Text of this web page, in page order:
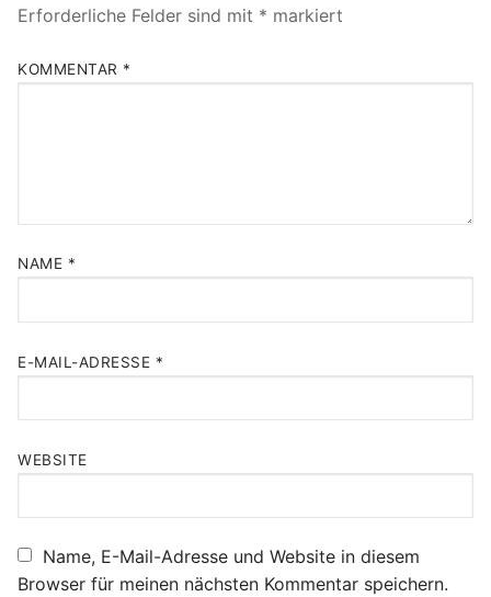
Erforderliche Felder sind mit * markiert
KOMMENTAR *
NAME *
E-MAIL-ADRESSE *
WEBSITE
Name, E-Mail-Adresse und Website in diesem
Browser für meinen nächsten Kommentar speichern.